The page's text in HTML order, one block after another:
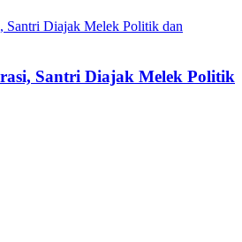
Santri Diajak Melek Politik